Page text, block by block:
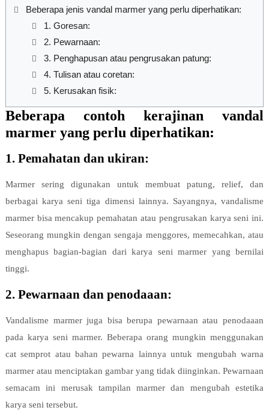
Beberapa jenis vandal marmer yang perlu diperhatikan:
1. Goresan:
2. Pewarnaan:
3. Penghapusan atau pengrusakan patung:
4. Tulisan atau coretan:
5. Kerusakan fisik:
Beberapa contoh kerajinan vandal
marmer yang perlu diperhatikan:
1. Pemahatan dan ukiran:
Marmer sering digunakan untuk membuat patung, relief, dan
berbagai karya seni tiga dimensi lainnya. Sayangnya, vandalisme
marmer bisa mencakup pemahatan atau pengrusakan karya seni ini.
Seseorang mungkin dengan sengaja menggores, memecahkan, atau
menghapus bagian-bagian dari karya seni marmer yang bernilai
tinggi.
2. Pewarnaan dan penodaaan:
Vandalisme marmer juga bisa berupa pewarnaan atau penodaaan
pada karya seni marmer. Beberapa orang mungkin menggunakan
cat semprot atau bahan pewarna lainnya untuk mengubah warna
marmer atau menciptakan gambar yang tidak diinginkan. Pewarnaan
semacam ini merusak tampilan marmer dan mengubah estetika
karya seni tersebut.